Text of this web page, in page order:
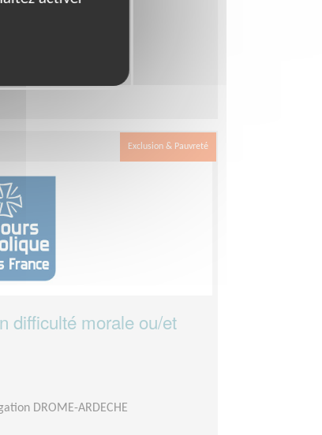
Exclusion & Pauvreté
difficulté morale ou/et
DROME-ARDECHE